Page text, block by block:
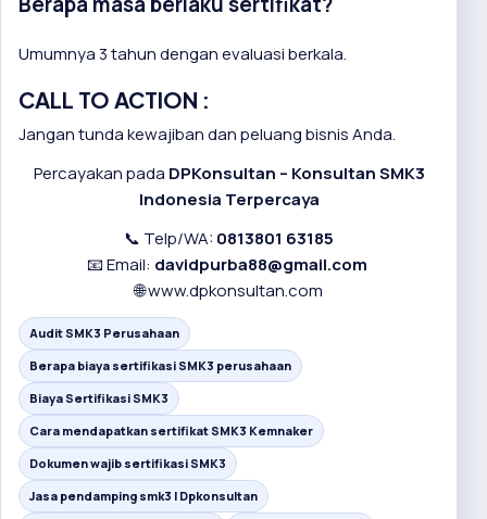
Umumnya 3 tahun dengan evaluasi berkala.
CALL TO ACTION :
Jangan tunda kewajiban dan peluang bisnis Anda.
Percayakan pada DPKonsultan – Konsultan SMK3
Indonesia Terpercaya
📞 Telp/WA: 0813801 63185
📧 Email: davidpurba88@gmail.com
🌐www.dpkonsultan.com
Audit SMK3 Perusahaan
Berapa biaya sertifikasi SMK3 perusahaan
Biaya Sertifikasi SMK3
Cara mendapatkan sertifikat SMK3 Kemnaker
Dokumen wajib sertifikasi SMK3
Jasa pendamping smk3 I Dpkonsultan